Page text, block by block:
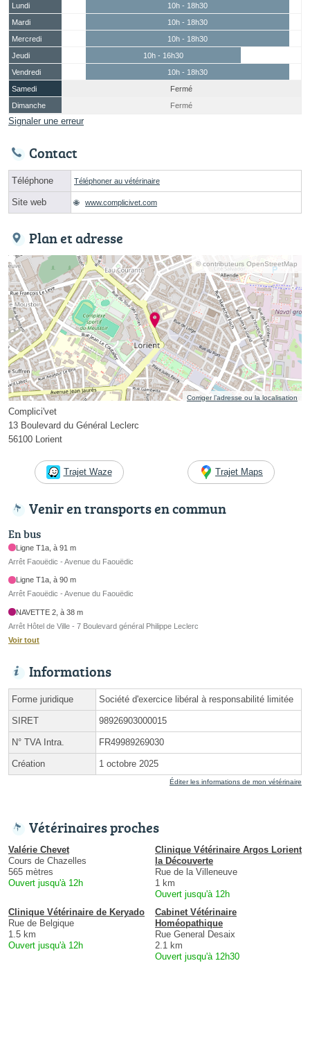
Lundi
10h - 18h30
Mardi
10h - 18h30
Mercredi
10h - 18h30
Jeudi
10h - 16h30
Vendredi
10h - 18h30
Samedi
Fermé
Dimanche
Fermé
Signaler une erreur
Contact
Téléphone Téléphoner au vétérinaire
Site web www.complicivet.com
Plan et adresse
© contributeurs OpenStreetMap
Corriger l’adresse ou la localisation
Complici'vet
13 Boulevard du Général Leclerc
56100 Lorient
Trajet Waze Trajet Maps
Venir en transports en commun
En bus
Ligne T1a, à 91 m
Arrêt Faouëdic - Avenue du Faouëdic
Ligne T1a, à 90 m
Arrêt Faouëdic - Avenue du Faouëdic
NAVETTE 2, à 38 m
Arrêt Hôtel de Ville - 7 Boulevard général Philippe Leclerc
Voir tout
Informations
Forme juridique Société d'exercice libéral à responsabilité limitée
SIRET 98926903000015
N° TVA Intra. FR49989269030
Création 1 octobre 2025
Éditer les informations de mon vétérinaire
Vétérinaires proches
Valérie Chevet
Cours de Chazelles
565 mètres
Ouvert jusqu'à 12h
Clinique Vétérinaire Argos Lorient
la Découverte
Rue de la Villeneuve
1 km
Ouvert jusqu'à 12h
Clinique Vétérinaire de Keryado
Rue de Belgique
1.5 km
Ouvert jusqu'à 12h
Cabinet Vétérinaire
Homéopathique
Rue General Desaix
2.1 km
Ouvert jusqu'à 12h30